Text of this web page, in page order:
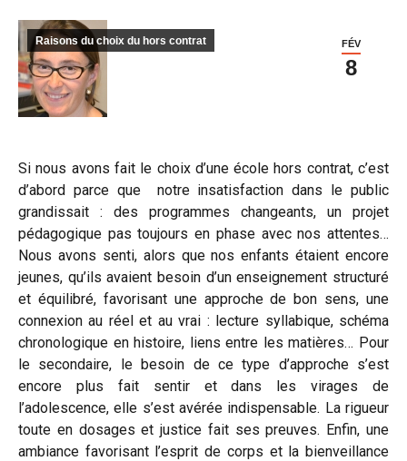
FÉV
8
Raisons du choix du hors contrat
Si nous avons fait le choix d’une école hors contrat, c’est
d’abord parce que notre insatisfaction dans le public
grandissait : des programmes changeants, un projet
pédagogique pas toujours en phase avec nos attentes…
Nous avons senti, alors que nos enfants étaient encore
jeunes, qu’ils avaient besoin d’un enseignement structuré
et équilibré, favorisant une approche de bon sens, une
connexion au réel et au vrai : lecture syllabique, schéma
chronologique en histoire, liens entre les matières… Pour
le secondaire, le besoin de ce type d’approche s’est
encore plus fait sentir et dans les virages de
l’adolescence, elle s’est avérée indispensable. La rigueur
toute en dosages et justice fait ses preuves. Enfin, une
ambiance favorisant l’esprit de corps et la bienveillance